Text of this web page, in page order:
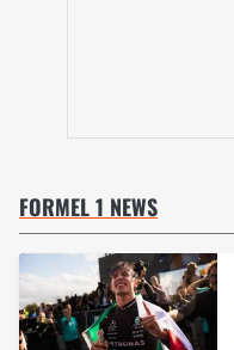
FORMEL 1 NEWS